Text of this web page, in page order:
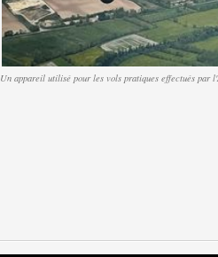
Un appareil utilisé pour les vols pratiques effectués par